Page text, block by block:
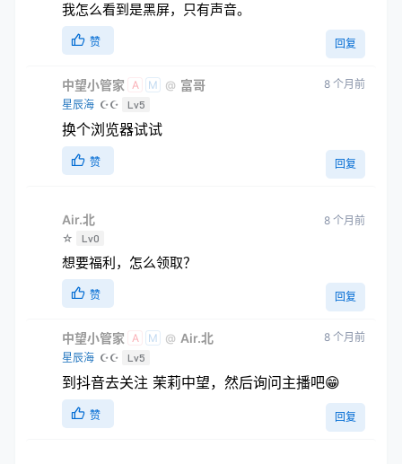
我怎么看到是黑屏，只有声音。
赞 回复
中望小管家 A M @ 富哥
星辰海 ☪☪ Lv5
8 个月前
换个浏览器试试
赞 回复
Air.北
☆ Lv0
8 个月前
想要福利，怎么领取？
赞 回复
中望小管家 A M @ Air.北
星辰海 ☪☪ Lv5
8 个月前
到抖音去关注 茉莉中望，然后询问主播吧😁
赞 回复